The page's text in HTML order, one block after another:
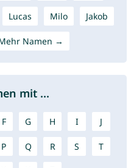
Lucas Milo Jakob
Namen →
mit ...
F G H I J
P Q R S T